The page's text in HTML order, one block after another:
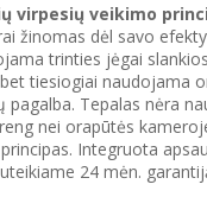
virpesių veikimo
žinomas dėl savo
trinties jėgai
tiesiogiai naudojama
pagalba. Tepalas nėra
nei orapūtės
Integruota
24 mėn.